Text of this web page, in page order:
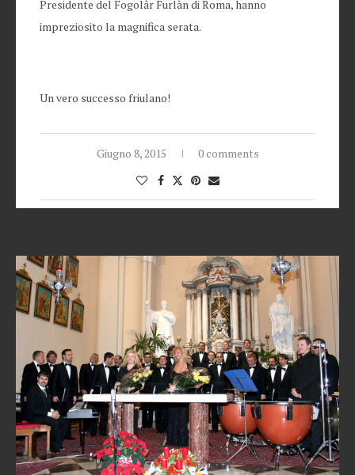
Presidente del Fogolâr Furlàn di Roma, hanno
impreziosito la magnifica serata.
Un vero successo friulano!
Giugno 8, 2015 0 comments